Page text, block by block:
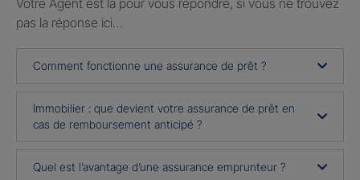
Votre Agent est là pour vous répondre, si vous ne trouvez
pas la réponse ici…
Comment fonctionne une assurance de prêt ?
Immobilier : que devient votre assurance de prêt en
cas de remboursement anticipé ?
Quel est l’avantage d’une assurance emprunteur ?